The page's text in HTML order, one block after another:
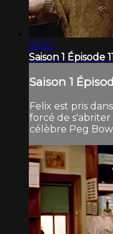
53:32
Saison 1 Épisode
Saison 1
Felix est pris
forcé de
célèbre Peg